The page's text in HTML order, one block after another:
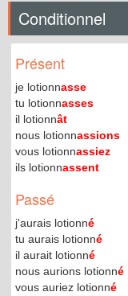
Conditionnel
Présent
je lotionnasse
tu lotionnasses
il lotionnât
nous lotionnassions
vous lotionnassiez
ils lotionnassent
Passé
j'aurais lotionné
tu aurais lotionné
il aurait lotionné
nous aurions lotionné
vous auriez lotionné